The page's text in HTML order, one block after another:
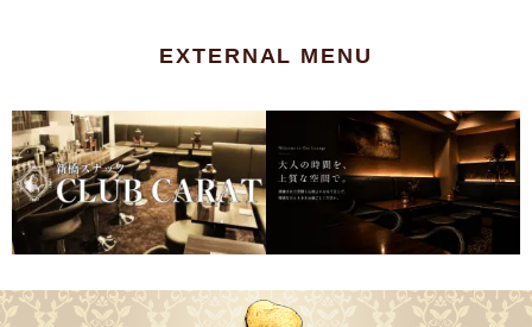
EXTERNAL MENU